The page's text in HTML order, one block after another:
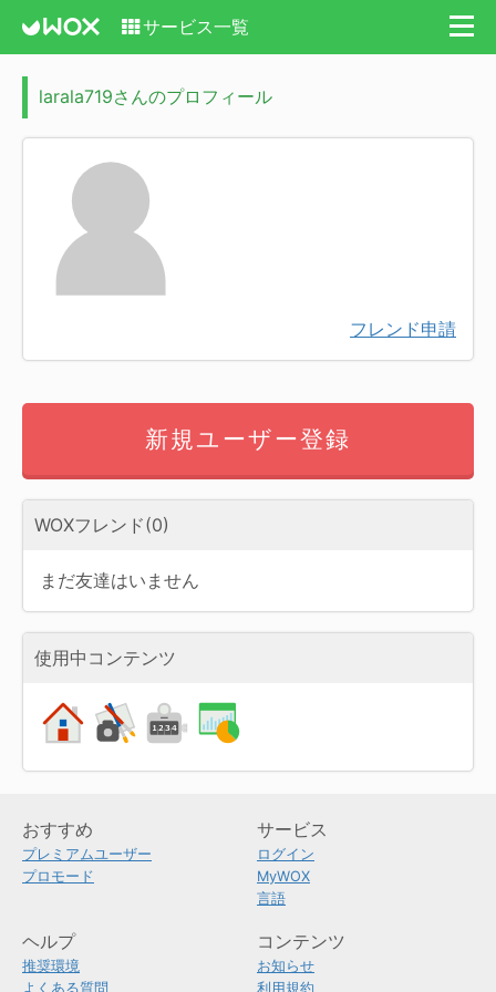
サービス一覧
larala719さんのプロフィール
フレンド申請
新規ユーザー登録
WOXフレンド(0)
まだ友達はいません
使用中コンテンツ
おすすめ
プレミアムユーザー
プロモード
サービス
ログイン
MyWOX
言語
ヘルプ
推奨環境
よくある質問
コンテンツ
お知らせ
利用規約